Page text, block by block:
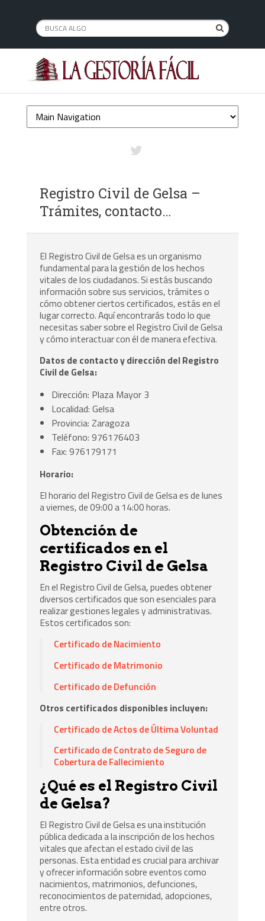
Registro Civil de Gelsa –
Trámites, contacto…
El Registro Civil de Gelsa es un organismo
fundamental para la gestión de los hechos
vitales de los ciudadanos. Si estás buscando
información sobre sus servicios, trámites o
cómo obtener ciertos certificados, estás en el
lugar correcto. Aquí encontrarás todo lo que
necesitas saber sobre el Registro Civil de Gelsa
y cómo interactuar con él de manera efectiva.
Datos de contacto y dirección del Registro
Civil de Gelsa:
Dirección: Plaza Mayor 3
Localidad: Gelsa
Provincia: Zaragoza
Teléfono: 976176403
Fax: 976179171
Horario:
El horario del Registro Civil de Gelsa es de lunes
a viernes, de 09:00 a 14:00 horas.
Obtención de
certificados en el
Registro Civil de Gelsa
En el Registro Civil de Gelsa, puedes obtener
diversos certificados que son esenciales para
realizar gestiones legales y administrativas.
Estos certificados son:
Certificado de Nacimiento
Certificado de Matrimonio
Certificado de Defunción
Otros certificados disponibles incluyen:
Certificado de Actos de Última Voluntad
Certificado de Contrato de Seguro de
Cobertura de Fallecimiento
¿Qué es el Registro Civil
de Gelsa?
El Registro Civil de Gelsa es una institución
pública dedicada a la inscripción de los hechos
vitales que afectan el estado civil de las
personas. Esta entidad es crucial para archivar
y ofrecer información sobre eventos como
nacimientos, matrimonios, defunciones,
reconocimientos de paternidad, adopciones,
entre otros.